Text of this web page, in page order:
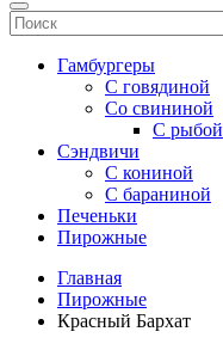
Гамбургеры
С говядиной
Со свининой
С рыбой
Сэндвичи
С кониной
С бараниной
Печеньки
Пирожные
Главная
Пирожные
Красный Бархат